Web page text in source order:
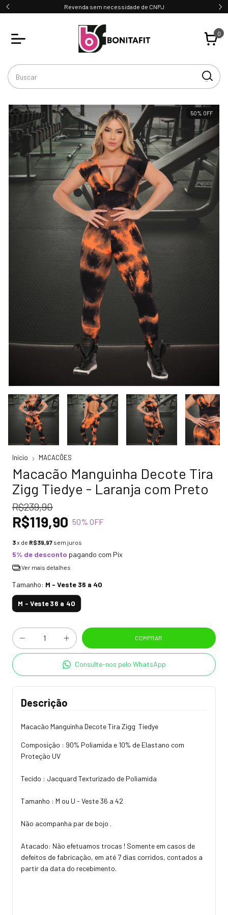
Revenda sem necessidade de CNPJ
0
50% OFF
Início MACACÕES
Macacão Manguinha Decote Tira
Zigg Tiedye - Laranja com Preto
R$239,90
R$119,90 50% OFF
3x de R$39,97 sem juros
5% de desconto pagando com Pix
Ver mais detalhes
Tamanho: M - Veste 36 a 40
M - Veste 36 a 40
Consulte-nos pelo WhatsApp
Descrição
Macacão Manguinha Decote Tira Zigg Tiedye
Composição : 90% Poliamida e 10% de Elastano com
Proteção UV
Tecido : Jacquard Texturizado de Poliamida
Tamanho : M ou U - Veste 36 a 42
Não acompanha par de bojo .
Atacado: Não efetuamos trocas ! Somente em casos de
defeitos de fabricação, em até 7 dias corridos, contados a
partir da data do recebimento.